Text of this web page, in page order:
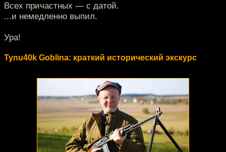
Всех причастных — с датой.
...и немедленно выпил.
Ура!
Tynu40k Goblina: краткий исторический экскурс